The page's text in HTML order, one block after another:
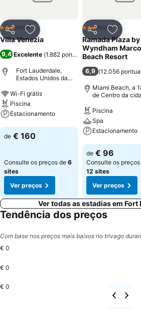
PartilharAdicionar aos favoritos
3 Estrelas
Hotel
Villa Venezia
9,4 Excelente (1.882 pontuações)
Fort Lauderdale,
Estados Unidos da
Wi-Fi grátis
Piscina
Estacionamento
Ver preços
de € 160
Consulte os preços de 6
sites
Ver preços
Partilhar
3 Estrelas
Hotel
Ramada Plaza by
Wyndham
Beach Resort
6,9 (12.056
Miami Beach, a
de Centro da
Piscina
Spa
Estacionamento
Ver preços
de € 96
Consulte os
12 sites
Ver preços
Ver todas as estadias em Fort
Tendência dos preços
Com base nos preços mais baixos no trivago
€ 0
€ 0
€ 0